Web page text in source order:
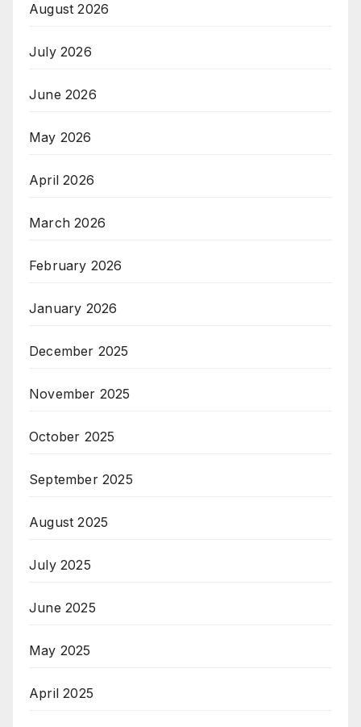
August 2026
July 2026
June 2026
May 2026
April 2026
March 2026
February 2026
January 2026
December 2025
November 2025
October 2025
September 2025
August 2025
July 2025
June 2025
May 2025
April 2025